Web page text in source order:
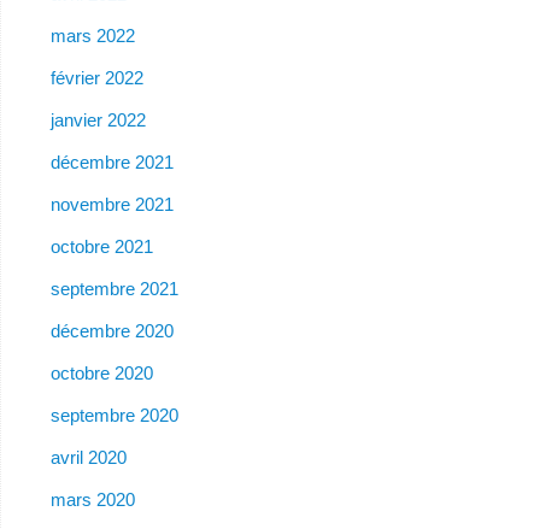
mars 2022
février 2022
janvier 2022
décembre 2021
novembre 2021
octobre 2021
septembre 2021
décembre 2020
octobre 2020
septembre 2020
avril 2020
mars 2020